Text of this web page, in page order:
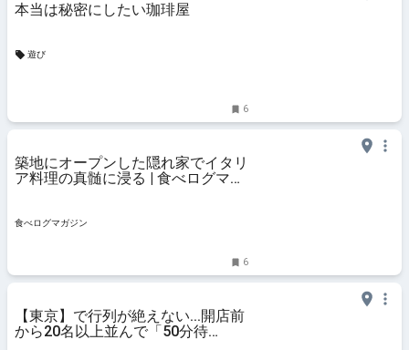
本当は秘密にしたい珈琲屋
遊び
6
築地にオープンした隠れ家でイタリ
ア料理の真髄に浸る | 食べログマガ
食べログマガジン
6
【東京】で行列が絶えない...開店前
から20名以上並んで「50分待